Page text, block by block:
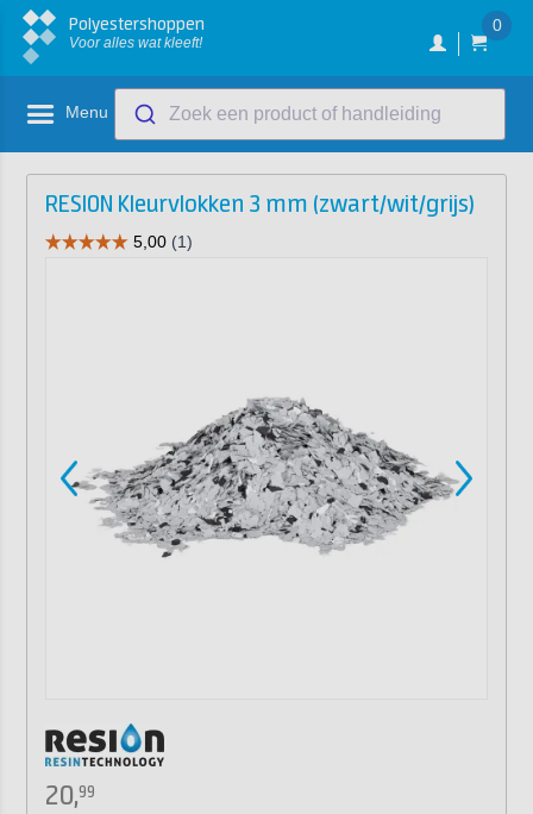
Polyestershoppen
Voor alles wat kleeft!
0
Menu Zoek een product of handleiding
RESION Kleurvlokken 3 mm (zwart/wit/grijs)
20,99